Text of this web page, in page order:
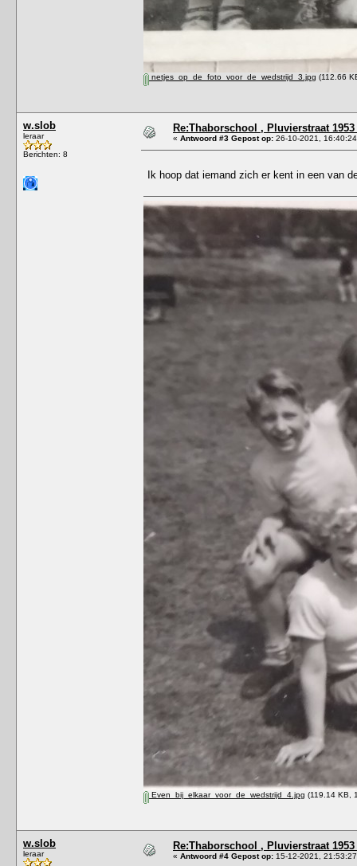
netjes_op_de_foto_voor_de_wedstrijd_3.jpg (112.66
w.slob
leraar
Berichten: 8
Re:Thaborschool , Pluvierstraat
« Antwoord #3 Gepost op: 26-10-2021,
Ik hoop dat iemand zich er kent in een van
Even_bij_elkaar_voor_de_wedstrijd_4.jpg (119.14 KB,
w.slob
leraar
Re:Thaborschool , Pluvierstraat
« Antwoord #4 Gepost op: 15-12-2021,